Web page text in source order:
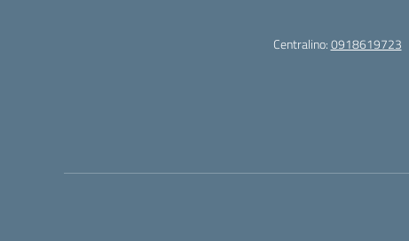
Centralino:0918619723